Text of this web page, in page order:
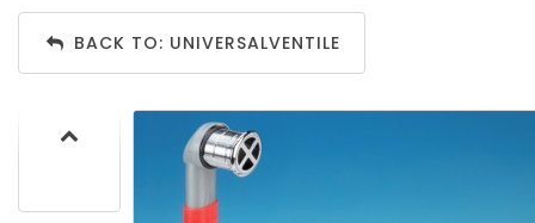
BACK TO: UNIVERSALVENTILE